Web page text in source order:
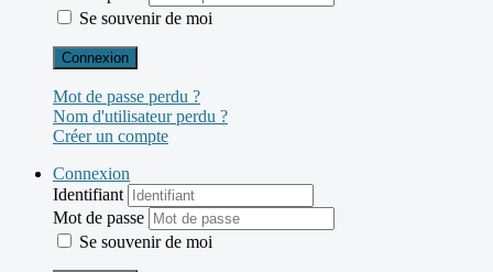
Se souvenir de moi
Connexion
Mot de passe perdu ?
Nom d'utilisateur perdu ?
Créer un compte
Connexion
Identifiant
Mot de passe
Se souvenir de moi